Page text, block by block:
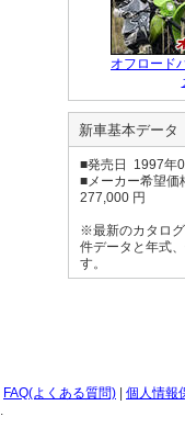
オフロード
新車基本データ
■発売日 1997年
■メーカー希望価
277,000 円
※最新のカタロ
件データと年式
す。
FAQ(よくある質問) | 個人情報